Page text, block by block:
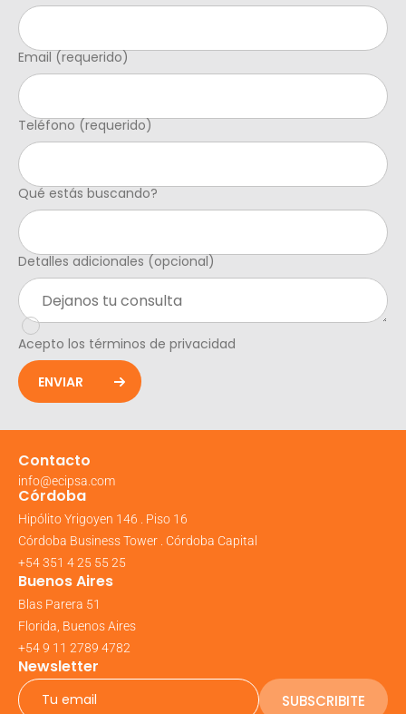
Email (requerido)
Teléfono (requerido)
Qué estás buscando?
Detalles adicionales (opcional)
Acepto los términos de privacidad
ENVIAR
Contacto
info@ecipsa.com
Córdoba
Hipólito Yrigoyen 146 . Piso 16
Córdoba Business Tower . Córdoba Capital
+54 351 4 25 55 25
Buenos Aires
Blas Parera 51
Florida, Buenos Aires
+54 9 11 2789 4782
Newsletter
SUBSCRIBITE